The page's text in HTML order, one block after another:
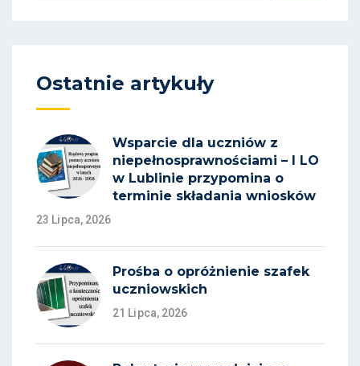
Ostatnie artykuły
Wsparcie dla uczniów z
niepełnosprawnościami – I LO
w Lublinie przypomina o
terminie składania wniosków
23 Lipca, 2026
Prośba o opróżnienie szafek
uczniowskich
21 Lipca, 2026